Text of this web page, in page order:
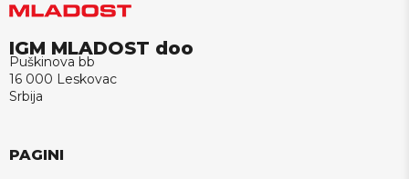
IGM MLADOST doo
Puškinova bb
16 000 Leskovac
Srbija
PAGINI